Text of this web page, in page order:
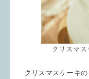
クリスマスケーキ